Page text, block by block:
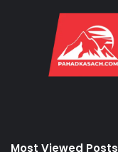
Most Viewed Posts